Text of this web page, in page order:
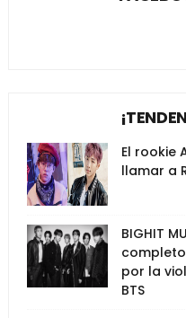
El rookie
llamar a
BIGHIT
por la
BTS